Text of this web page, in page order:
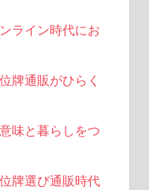
ライン時代にお
牌通販がひらく
味と暮らしをつ
牌選び通販時代